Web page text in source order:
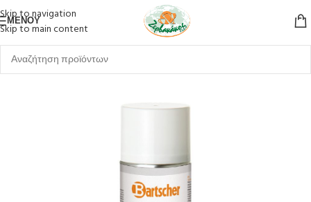
Skip to navigation
Skip to main content
ΜΕΝΟΎ